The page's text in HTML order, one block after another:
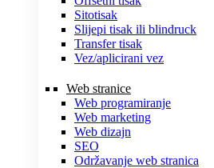
Sitotisak
Slijepi tisak ili blindruck
Transfer tisak
Vez/aplicirani vez
Web stranice
Web programiranje
Web marketing
Web dizajn
SEO
Održavanje web stranica